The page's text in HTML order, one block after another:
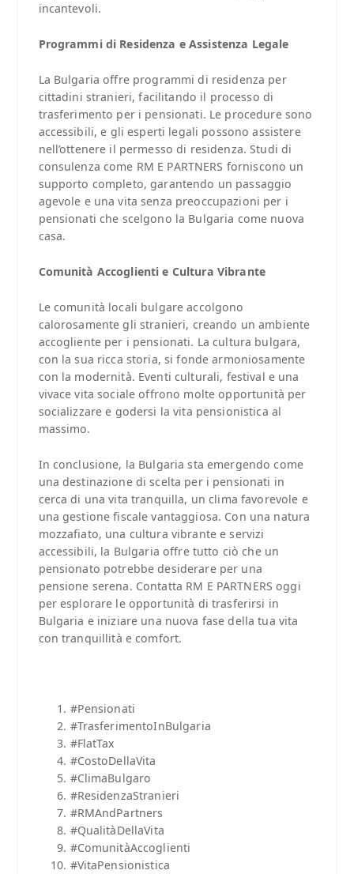
incantevoli.
Programmi di Residenza e Assistenza Legale
La Bulgaria offre programmi di residenza per
cittadini stranieri, facilitando il processo di
trasferimento per i pensionati. Le procedure sono
accessibili, e gli esperti legali possono assistere
nell’ottenere il permesso di residenza. Studi di
consulenza come RM E PARTNERS forniscono un
supporto completo, garantendo un passaggio
agevole e una vita senza preoccupazioni per i
pensionati che scelgono la Bulgaria come nuova
casa.
Comunità Accoglienti e Cultura Vibrante
Le comunità locali bulgare accolgono
calorosamente gli stranieri, creando un ambiente
accogliente per i pensionati. La cultura bulgara,
con la sua ricca storia, si fonde armoniosamente
con la modernità. Eventi culturali, festival e una
vivace vita sociale offrono molte opportunità per
socializzare e godersi la vita pensionistica al
massimo.
In conclusione, la Bulgaria sta emergendo come
una destinazione di scelta per i pensionati in
cerca di una vita tranquilla, un clima favorevole e
una gestione fiscale vantaggiosa. Con una natura
mozzafiato, una cultura vibrante e servizi
accessibili, la Bulgaria offre tutto ciò che un
pensionato potrebbe desiderare per una
pensione serena. Contatta RM E PARTNERS oggi
per esplorare le opportunità di trasferirsi in
Bulgaria e iniziare una nuova fase della tua vita
con tranquillità e comfort.
#Pensionati
#TrasferimentoInBulgaria
#FlatTax
#CostoDellaVita
#ClimaBulgaro
#ResidenzaStranieri
#RMAndPartners
#QualitàDellaVita
#ComunitàAccoglienti
#VitaPensionistica